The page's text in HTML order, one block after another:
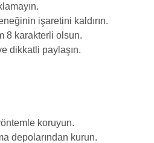
işaretini kaldırın.
8 karakterli olsun.
dikkatli paylaşın.
koruyun.
depolarından kurun.